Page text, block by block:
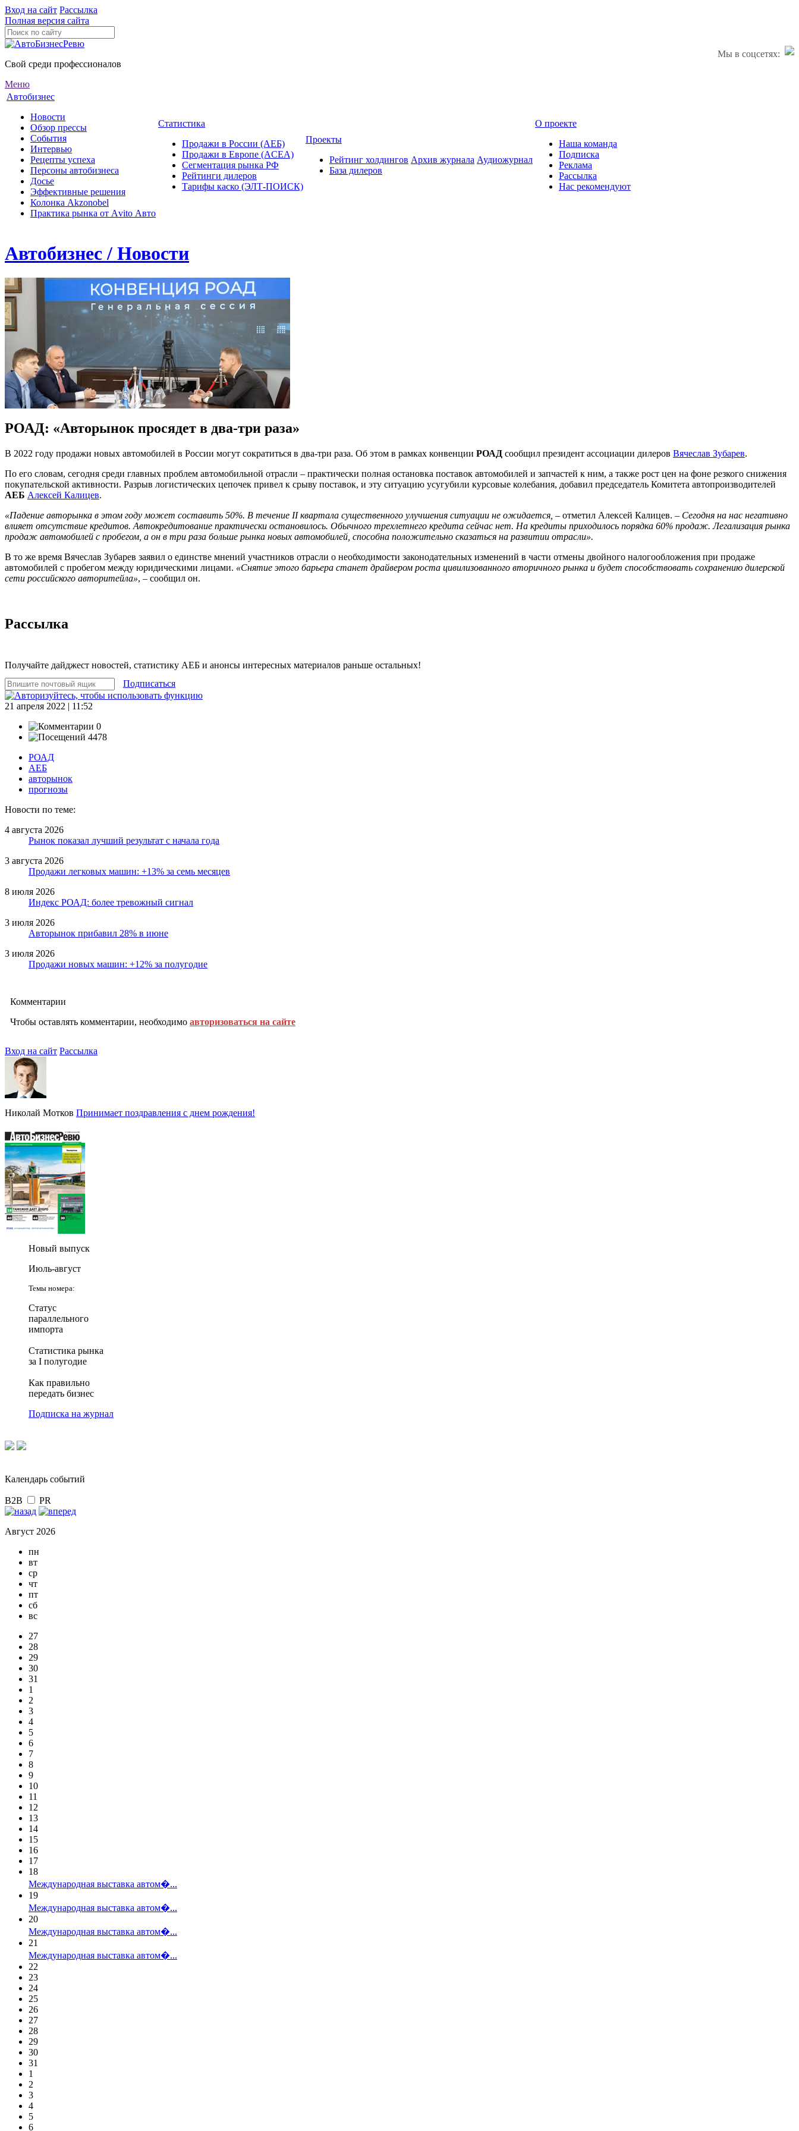
Вход на сайт Рассылка
Полная версия сайта
Мы в соцсетях:
Свой среди профессионалов
Меню
Автобизнес
Новости
Обзор прессы
События
Интервью
Рецепты успеха
Персоны автобизнеса
Досье
Эффективные решения
Колонка Akzonobel
Практика рынка от Аvito Авто
Статистика
Продажи в России (АЕБ)
Продажи в Европе (ACEA)
Сегментация рынка РФ
Рейтинги дилеров
Тарифы каско (ЭЛТ-ПОИСК)
Проекты
Рейтинг холдингов
База дилеров
Архив журнала Аудиожурнал
О проекте
Наша команда
Подписка
Реклама
Рассылка
Нас рекомендуют
Автобизнес / Новости
РОАД: «Авторынок просядет в два-три раза»
В 2022 году продажи новых автомобилей в России могут сократиться в два-три раза. Об этом в рамках конвенции РОАД сообщил президент ассоциации дилеров Вячеслав Зубарев.
По его словам, сегодня среди главных проблем автомобильной отрасли – практически полная остановка поставок автомобилей и запчастей к ним, а также рост цен на фоне резкого снижения
покупательской активности. Разрыв логистических цепочек привел к срыву поставок, и эту ситуацию усугубили курсовые колебания, добавил председатель Комитета автопроизводителей
АЕБ Алексей Калицев.
«Падение авторынка в этом году может составить 50%. В течение II квартала существенного улучшения ситуации не ожидается, – отметил Алексей Калицев. – Сегодня на нас негативно
влияет отсутствие кредитов. Автокредитование практически остановилось. Обычного трехлетнего кредита сейчас нет. На кредиты приходилось порядка 60% продаж. Легализация рынка
продаж автомобилей с пробегом, а он в три раза больше рынка новых автомобилей, способна положительно сказаться на развитии отрасли».
В то же время Вячеслав Зубарев заявил о единстве мнений участников отрасли о необходимости законодательных изменений в части отмены двойного налогообложения при продаже
автомобилей с пробегом между юридическими лицами. «Снятие этого барьера станет драйвером роста цивилизованного вторичного рынка и будет способствовать сохранению дилерской
сети российского авторитейла», – сообщил он.
Рассылка
Получайте дайджест новостей, статистику АЕБ и анонсы интересных материалов раньше остальных!
Подписаться
21 апреля 2022 | 11:52
0
4478
РОАД
АЕБ
авторынок
прогнозы
Новости по теме:
4 августа 2026
Рынок показал лучший результат с начала года
3 августа 2026
Продажи легковых машин: +13% за семь месяцев
8 июля 2026
Индекс РОАД: более тревожный сигнал
3 июля 2026
Авторынок прибавил 28% в июне
3 июля 2026
Продажи новых машин: +12% за полугодие
Комментарии
Чтобы оставлять комментарии, необходимо авторизоваться на сайте
Вход на сайт Рассылка
Николай Мотков Принимает поздравления с днем рождения!
Новый выпуск
Июль-август
Темы номера:
Статус
параллельного
импорта
Статистика рынка
за I полугодие
Как правильно
передать бизнес
Подписка на журнал
Календарь событий
B2B PR
Август 2026
пн
вт
ср
чт
пт
сб
вс
27
28
29
30
31
1
2
3
4
5
6
7
8
9
10
11
12
13
14
15
16
17
18
Международная выставка автом�...
19
Международная выставка автом�...
20
Международная выставка автом�...
21
Международная выставка автом�...
22
23
24
25
26
27
28
29
30
31
1
2
3
4
5
6